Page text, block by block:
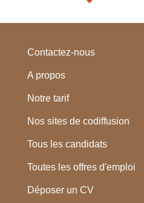
Contactez-nous
A propos
Notre tarif
Nos sites de codiffusion
Tous les candidats
Toutes les offres d'emploi
Déposer un CV